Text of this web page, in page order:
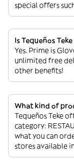
special offers
Is Tequeños
Yes. Prime is
unlimited free
other benefits!
What kind of
Tequeños Teke
category:
what you can
stores available